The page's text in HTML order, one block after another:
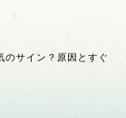
のサイン？原因とすぐ